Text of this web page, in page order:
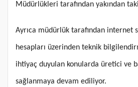
Müdürlükleri tarafından yakından
Ayrıca müdürlük tarafından internet
hesapları üzerinden teknik
ihtiyaç duyulan konularda üretici ve
sağlanmaya devam ediliyor.